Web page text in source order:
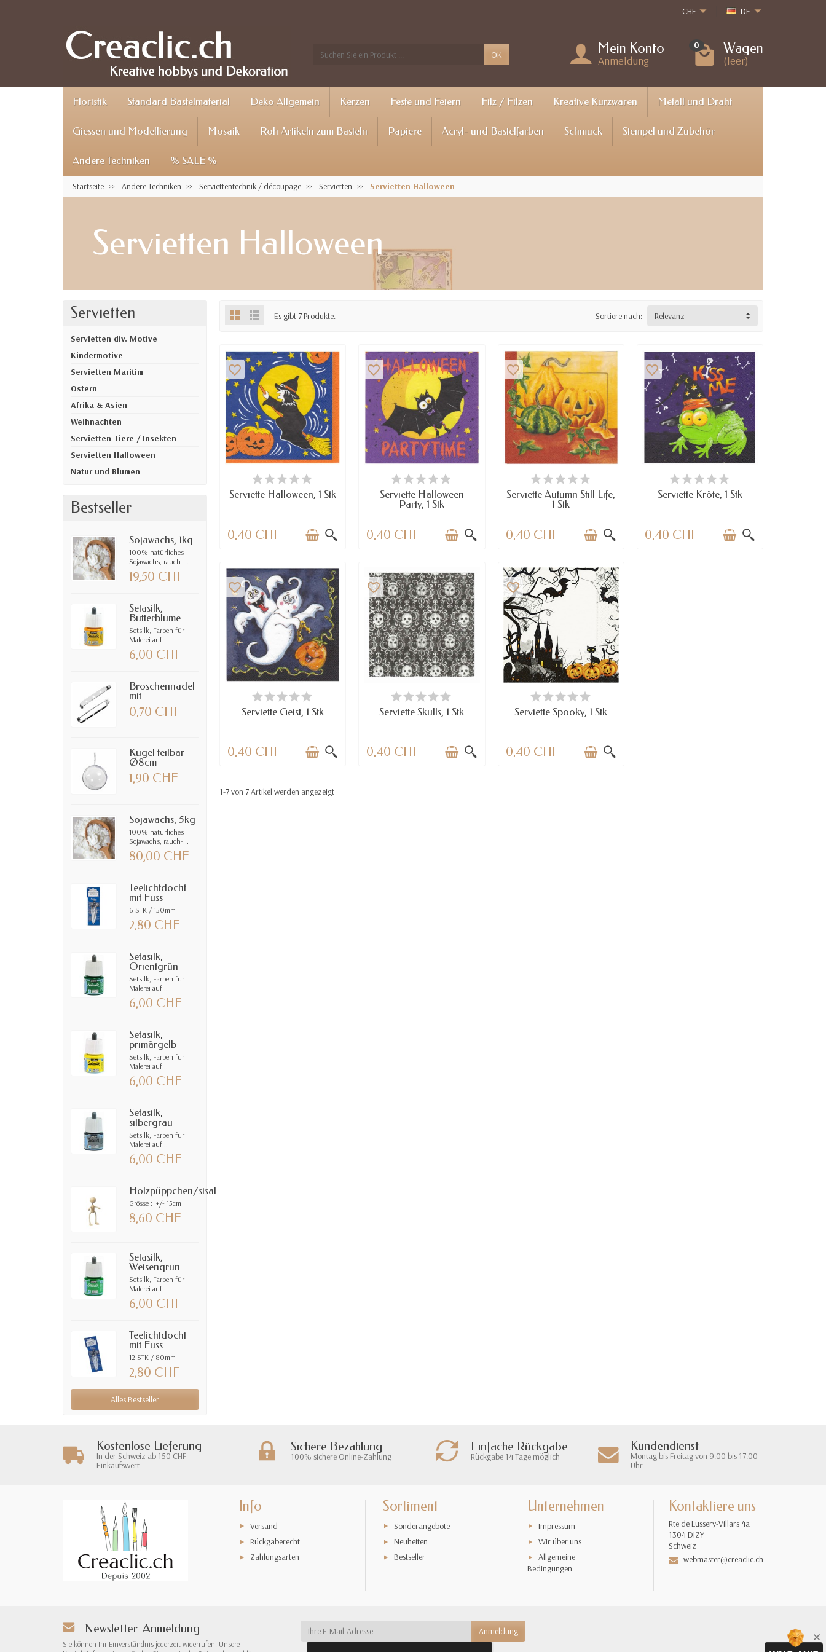
CHF DE
OK Mein Konto
Anmeldung
0 Wagen
(leer)
Floristik Standard Bastelmaterial Deko Allgemein Kerzen Feste und Feiern Filz / Filzen Kreative Kurzwaren Metall und Draht
Giessen und Modellierung Mosaik Roh Artikeln zum Basteln Papiere Acryl- und Bastelfarben Schmuck Stempel und Zubehör
Andere Techniken % SALE %
Startseite Andere Techniken Serviettentechnik / découpage Servietten Servietten Halloween
Servietten Halloween
Servietten
Servietten div. Motive
Kindermotive
Servietten Maritim
Ostern
Afrika & Asien
Weihnachten
Servietten Tiere / Insekten
Servietten Halloween
Natur und Blumen
Bestseller
Sojawachs, 1kg
100% natürliches
Sojawachs, rauch-...
19,50 CHF
Setasilk,
Butterblume
Setsilk, Farben für
Malerei auf...
6,00 CHF
Broschennadel
mit...
0,70 CHF
Kugel teilbar
Ø8cm
1,90 CHF
Sojawachs, 5kg
100% natürliches
Sojawachs, rauch-...
80,00 CHF
Teelichtdocht
mit Fuss
6 STK / 150mm
2,80 CHF
Setasilk,
Orientgrün
Setsilk, Farben für
Malerei auf...
6,00 CHF
Setasilk,
primärgelb
Setsilk, Farben für
Malerei auf...
6,00 CHF
Setasilk,
silbergrau
Setsilk, Farben für
Malerei auf...
6,00 CHF
Holzpüppchen/sisal
Grösse : +/- 15cm
8,60 CHF
Setasilk,
Weisengrün
Setsilk, Farben für
Malerei auf...
6,00 CHF
Teelichtdocht
mit Fuss
12 STK / 80mm
2,80 CHF
Alles Bestseller
Es gibt 7 Produkte. Sortiere nach: Relevanz
VERFÜGBAR
favorite_border
Serviette Halloween, 1 Stk
0,40 CHF
VERFÜGBAR
favorite_border
Serviette Halloween
Party, 1 Stk
0,40 CHF
VERFÜGBAR
favorite_border
Serviette Autumn Still Life,
1 Stk
0,40 CHF
VERFÜGBAR
favorite_border
Serviette Kröte, 1 Stk
0,40 CHF
VERFÜGBAR
favorite_border
Serviette Geist, 1 Stk
0,40 CHF
VERFÜGBAR
favorite_border
Serviette Skulls, 1 Stk
0,40 CHF
VERFÜGBAR
favorite_border
Serviette Spooky, 1 Stk
0,40 CHF
1-7 von 7 Artikel werden angezeigt
Kostenlose Lieferung
In der Schweiz ab 150 CHF
Einkaufswert
Sichere Bezahlung
100% sichere Online-Zahlung
Einfache Rückgabe
Rückgabe 14 Tage möglich
Kundendienst
Montag bis Freitag von 9.00 bis 17.00
Uhr
Info
Versand
Rückgaberecht
Zahlungsarten
Sortiment
Sonderangebote
Neuheiten
Bestseller
Unternehmen
Impressum
Wir über uns
Allgemeine
Bedingungen
Kontaktiere uns
Rte de Lussery-Villars 4a
1304 DIZY
Schweiz
webmaster@creaclic.ch
Newsletter-Anmeldung
Sie können Ihr Einverständnis jederzeit widerrufen. Unsere